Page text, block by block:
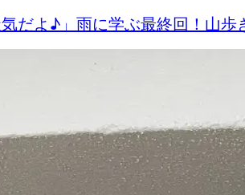
だよ♪」雨に学ぶ最終回！山歩